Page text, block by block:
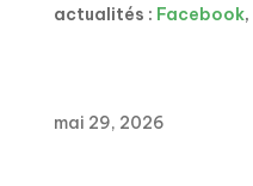
actualités : Facebook,
mai 29, 2026